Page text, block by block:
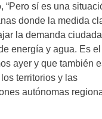
“Pero sí es una
donde la medida
la demanda
energía y agua. Es
ayer y que también
territorios y las
autónomas